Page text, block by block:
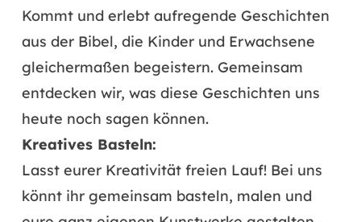
Kommt und erlebt aufregende Geschichten
aus der Bibel, die Kinder und Erwachsene
gleichermaßen begeistern. Gemeinsam
entdecken wir, was diese Geschichten uns
heute noch sagen können.
Kreatives Basteln:
Lasst eurer Kreativität freien Lauf! Bei uns
könnt ihr gemeinsam basteln, malen und